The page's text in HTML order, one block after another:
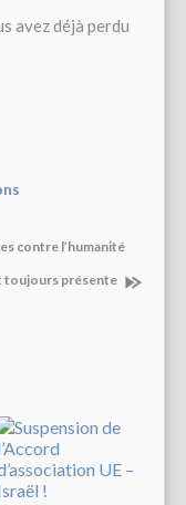
avez déjà perdu
contre l’humanité
toujours présente